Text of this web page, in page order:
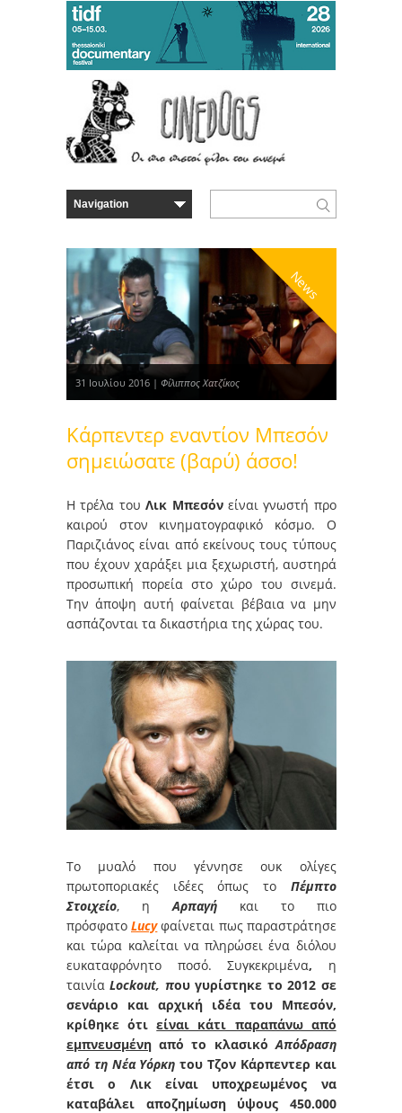
News
31 Ιουλίου 2016 | Φίλιππος Χατζίκος
Κάρπεντερ εναντίον Μπεσόν
σημειώσατε (βαρύ) άσσο!
Η τρέλα τουΛικ Μπεσόνείναι γνωστή προ
καιρού στον κινηματογραφικό κόσμο. Ο
Παριζιάνος είναι από εκείνους τους τύπους
που έχουν χαράξει μια ξεχωριστή, αυστηρά
προσωπική πορεία στο χώρο του σινεμά.
Την άποψη αυτή φαίνεται βέβαια να μην
ασπάζονται τα δικαστήρια της χώρας του.
Το μυαλό που γέννησε ουκ ολίγες
πρωτοποριακές ιδέες όπως το Πέμπτο
Στοιχείο, η Αρπαγή και το πιο
πρόσφατο Lucy φαίνεται πως παραστράτησε
και τώρα καλείται να πληρώσει ένα διόλου
ευκαταφρόνητο ποσό. Συγκεκριμένα, η
ταινίαLockout, που γυρίστηκε το 2012 σε
σενάριο και αρχική ιδέα του Μπεσόν,
κρίθηκε ότιείναι κάτι παραπάνω από
εμπνευσμένη από το κλασικόΑπόδραση
από τη Νέα Υόρκη του Τζον Κάρπεντερ και
έτσι ο Λικ είναι υποχρεωμένος να
καταβάλει αποζημίωση ύψους 450.000